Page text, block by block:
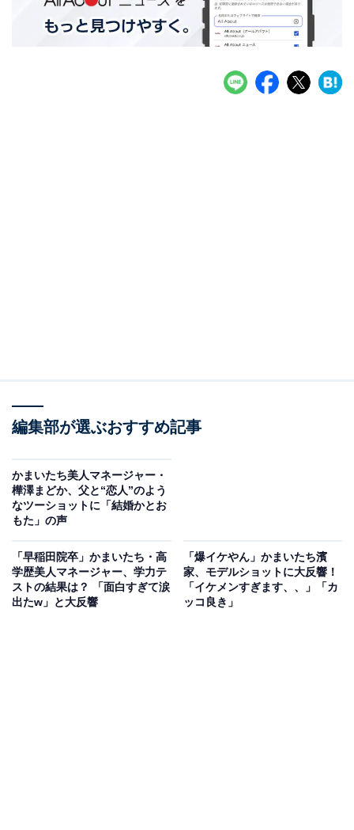
編集部が選ぶおすすめ記事
かまいたち美人マネージャー・
樺澤まどか、父と“恋人”のよう
なツーショットに「結婚かとお
もた」の声
「早稲田院卒」かまいたち・高
学歴美人マネージャー、学力テ
ストの結果は？ 「面白すぎて涙
出たw」と大反響
「爆イケやん」かまいたち濱
家、モデルショットに大反響！
「イケメンすぎます、、」「カ
ッコ良き」